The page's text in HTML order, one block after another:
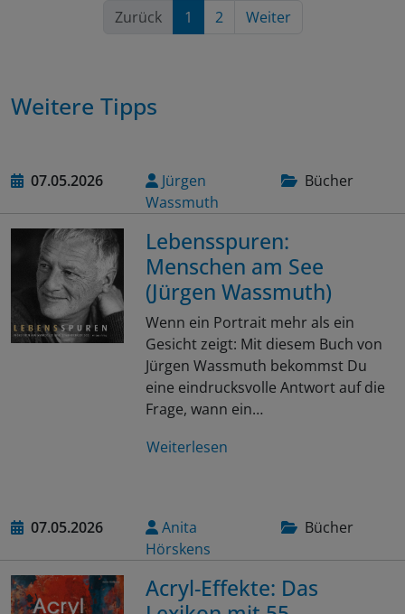
Zurück 1 2 Weiter
Weitere Tipps
07.05.2026
Jürgen
Wassmuth
Bücher
Lebensspuren:
Menschen am See
(Jürgen Wassmuth)
Wenn ein Portrait mehr als ein
Gesicht zeigt: Mit diesem Buch von
Jürgen Wassmuth bekommst Du
eine eindrucksvolle Antwort auf die
Frage, wann ein…
Weiterlesen
07.05.2026
Anita
Hörskens
Bücher
Acryl-Effekte: Das